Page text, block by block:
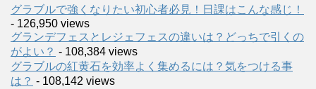
グラブルで強くなりたい初心者必見！日課はこんな感じ！
- 126,950 views
グランデフェスとレジェフェスの違いは？どっちで引くの
がよい？ - 108,384 views
グラブルの紅黄石を効率よく集めるには？気をつける事
は？ - 108,142 views